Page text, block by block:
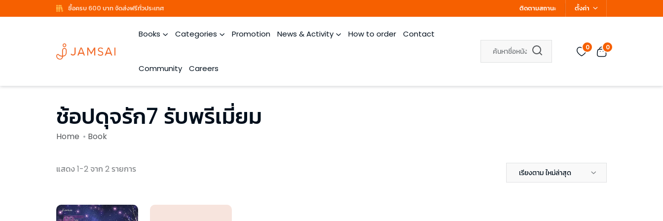
ซื้อครบ 600 บาท จัดส่งฟรีทั่วประเทศ ติดตามสถานะ ตั้งค่า
Books Categories Promotion News & Activity How to order Contact
Community Careers
0 0
ช้อปดุจรัก7 รับพรีเมี่ยม
Home Book
แสดง 1-2 จาก 2 รายการ เรียงตาม ใหม่ล่าสุด